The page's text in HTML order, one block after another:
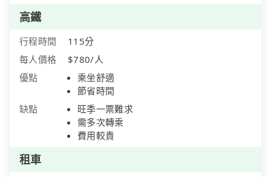
高鐵
行程時間
115分
每人價格
$780/人
優點
乘坐舒適
節省時間
缺點
旺季一票難求
需多次轉乘
費用較貴
租車